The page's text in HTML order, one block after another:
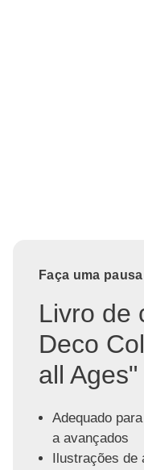
Faça uma
Livro de
Deco
all Ages"
Adequado
a avançados
Ilustrações de